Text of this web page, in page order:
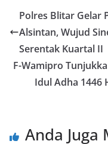
Polres Blitar Gelar
Alsintan, Wujud
Serentak Kuartal II
F-Wamipro
Idul Adha 1446
Anda Juga